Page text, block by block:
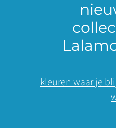
kleuren waar je